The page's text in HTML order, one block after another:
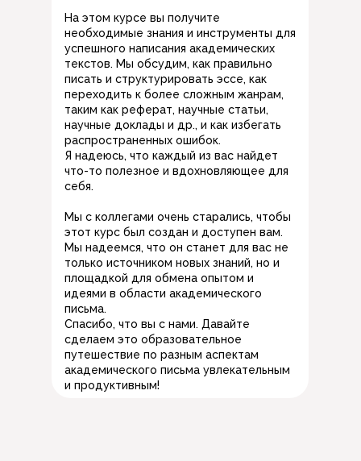
На этом курсе вы получите
необходимые знания и инструменты для
успешного написания академических
текстов. Мы обсудим, как правильно
писать и структурировать эссе, как
переходить к более сложным жанрам,
таким как реферат, научные статьи,
научные доклады и др., и как избегать
распространенных ошибок.
Я надеюсь, что каждый из вас найдет
что-то полезное и вдохновляющее для
себя.
Мы с коллегами очень старались, чтобы
этот курс был создан и доступен вам.
Мы надеемся, что он станет для вас не
только источником новых знаний, но и
площадкой для обмена опытом и
идеями в области академического
письма.
Спасибо, что вы с нами. Давайте
сделаем это образовательное
путешествие по разным аспектам
академического письма увлекательным
и продуктивным!